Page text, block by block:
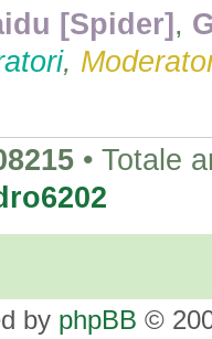
[Spider] ,
,
• Totale
by phpBB ©